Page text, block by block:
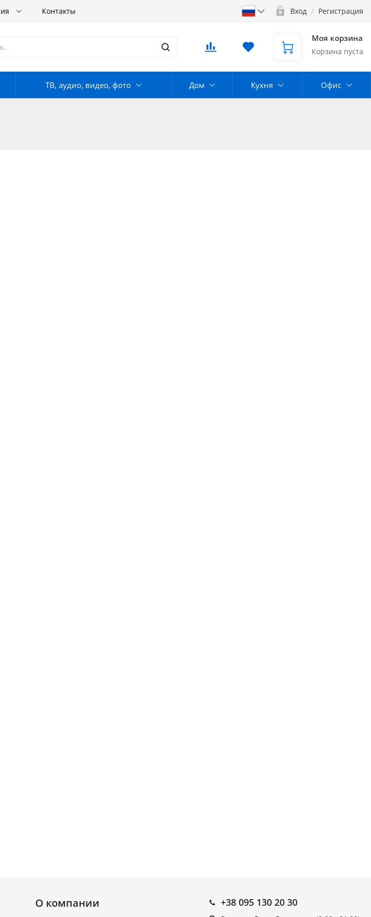
Контакты Вход / Регистрация
Моя корзина
Корзина пуста
ТВ, аудио, видео, фото Дом Кухня Офис
О компании +38 095 130 20 30